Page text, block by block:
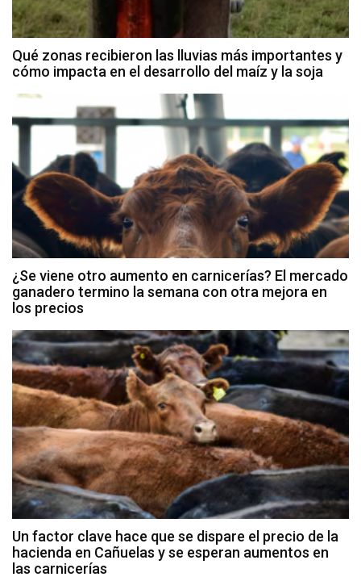
Qué zonas recibieron las lluvias más importantes y
cómo impacta en el desarrollo del maíz y la soja
¿Se viene otro aumento en carnicerías? El mercado
ganadero termino la semana con otra mejora en
los precios
Un factor clave hace que se dispare el precio de la
hacienda en Cañuelas y se esperan aumentos en
las carnicerías